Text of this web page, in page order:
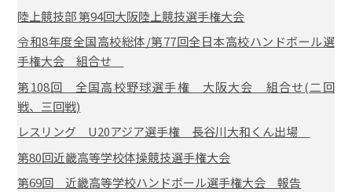
陸上競技部 第94回大阪陸上競技選手権大会
令和8年度全国高校総体/第77回全日本高校ハンドボール選
手権大会 組合せ
第108回 全国高校野球選手権 大阪大会 組合せ(二回
戦、三回戦)
レスリング U20アジア選手権 長谷川大和くん出場
第80回近畿高等学校体操競技選手権大会
第69回 近畿高等学校ハンドボール選手権大会 報告